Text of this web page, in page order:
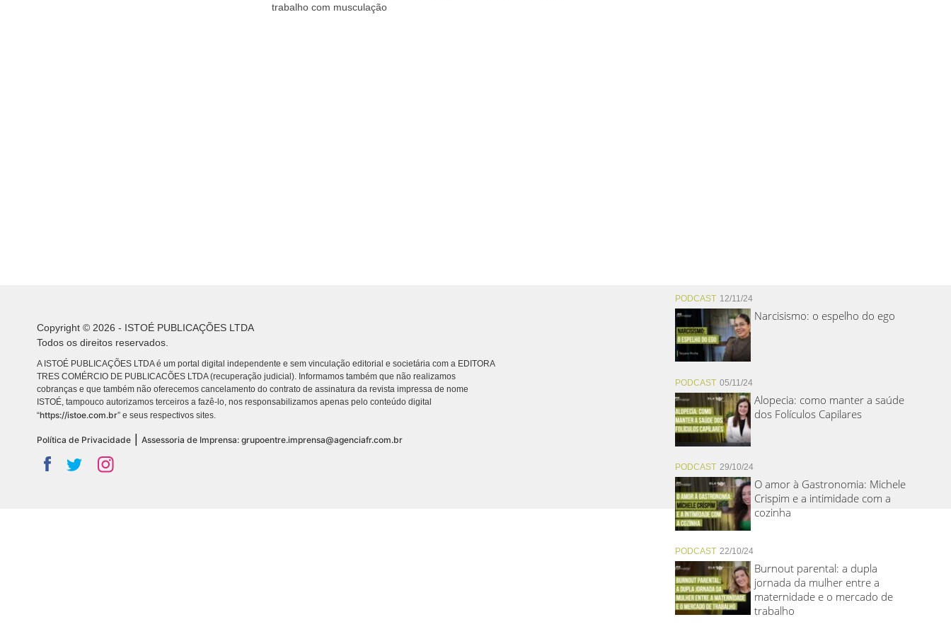
trabalho com musculação
PODCAST 12/11/24
Narcisismo: o espelho do ego
PODCAST 05/11/24
Alopecia: como manter a saúde
dos Folículos Capilares
PODCAST 29/10/24
O amor à Gastronomia: Michele
Crispim e a intimidade com a
cozinha
PODCAST 22/10/24
Burnout parental: a dupla
jornada da mulher entre a
maternidade e o mercado de
trabalho
Copyright © 2026 - ISTOÉ PUBLICAÇÕES LTDA
Todos os direitos reservados.
A ISTOÉ PUBLICAÇÕES LTDA é um portal digital independente e sem vinculação editorial e societária com a EDITORA
TRES COMÉRCIO DE PUBLICACÕES LTDA (recuperação judicial). Informamos também que não realizamos
cobranças e que também não oferecemos cancelamento do contrato de assinatura da revista impressa de nome
ISTOÉ, tampouco autorizamos terceiros a fazê-lo, nos responsabilizamos apenas pelo conteúdo digital
“https://istoe.com.br” e seus respectivos sites.
Política de Privacidade Assessoria de Imprensa: grupoentre.imprensa@agenciafr.com.br